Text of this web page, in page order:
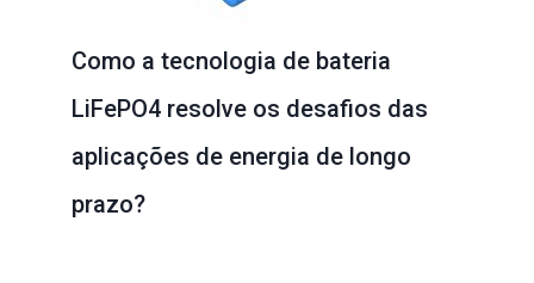
Como a tecnologia de bateria
LiFePO4 resolve os desafios das
aplicações de energia de longo
prazo?